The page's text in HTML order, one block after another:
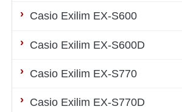
Casio Exilim EX-S600
Casio Exilim EX-S600D
Casio Exilim EX-S770
Casio Exilim EX-S770D